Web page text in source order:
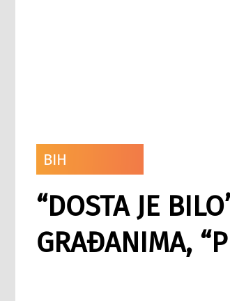
BIH
“DOSTA JE
GRAĐANIMA,